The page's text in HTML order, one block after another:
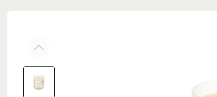
ZAPACHY DO WNĘTRZ
ZESTAWY
PIELĘGNACJA
MAKIJAŻ